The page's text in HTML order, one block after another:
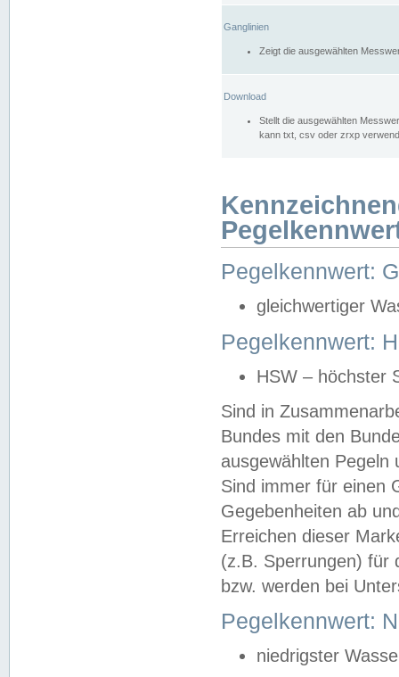
Ganglinien
Zeigt die ausgewählten
Download
Stellt die ausgewählten
kann txt, csv oder zrxp
Pegelkennwert:
gleichwertiger
Pegelkennwert:
HSW – höchster
Sind in
Bundes mit den
ausgewählten
Sind immer für einen
Gegebenheiten ab
Erreichen dieser
(z.B. Sperrungen) für
bzw. werden bei
Pegelkennwert:
niedrigster